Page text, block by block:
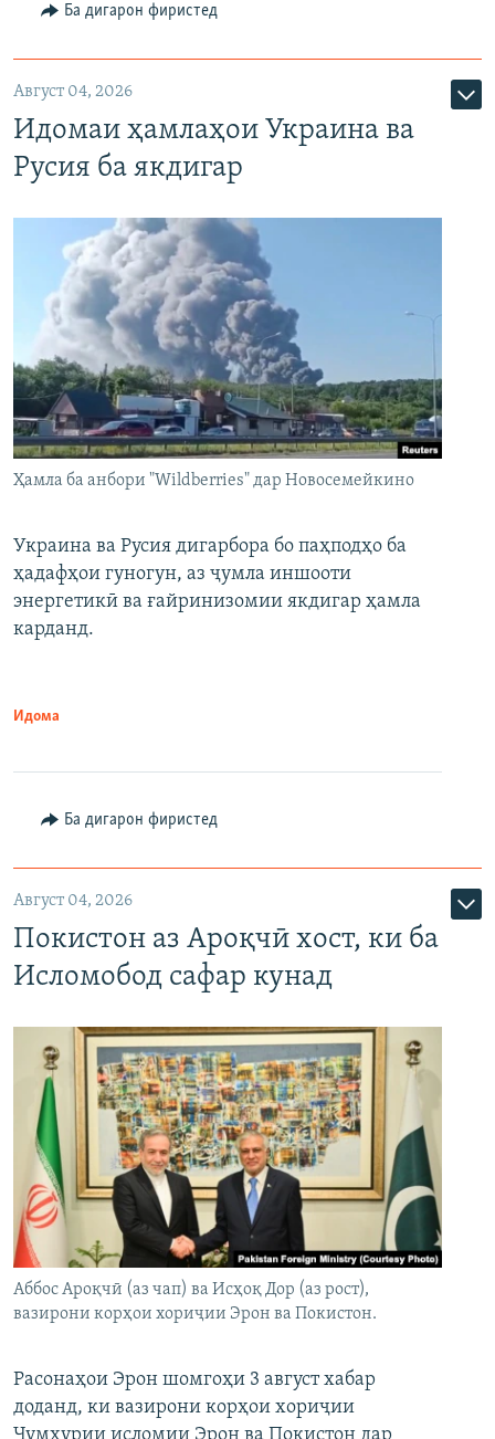
Ба дигарон фиристед
Август 04, 2026
Идомаи ҳамлаҳои Украина ва
Русия ба якдигар
Ҳамла ба анбори "Wildberries" дар Новосемейкино
Украина ва Русия дигарбора бо паҳподҳо ба
ҳадафҳои гуногун, аз ҷумла иншооти
энергетикӣ ва ғайринизомии якдигар ҳамла
карданд.
Идома
Ба дигарон фиристед
Август 04, 2026
Покистон аз Ароқчӣ хост, ки ба
Исломобод сафар кунад
Аббос Ароқчӣ (аз чап) ва Исҳоқ Дор (аз рост),
вазирони корҳои хориҷии Эрон ва Покистон.
Расонаҳои Эрон шомгоҳи 3 август хабар
доданд, ки вазирони корҳои хориҷии